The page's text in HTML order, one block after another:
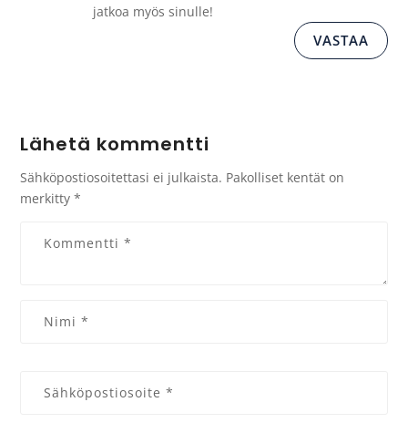
jatkoa myös sinulle!
VASTAA
Lähetä kommentti
Sähköpostiosoitettasi ei julkaista. Pakolliset kentät on
merkitty*